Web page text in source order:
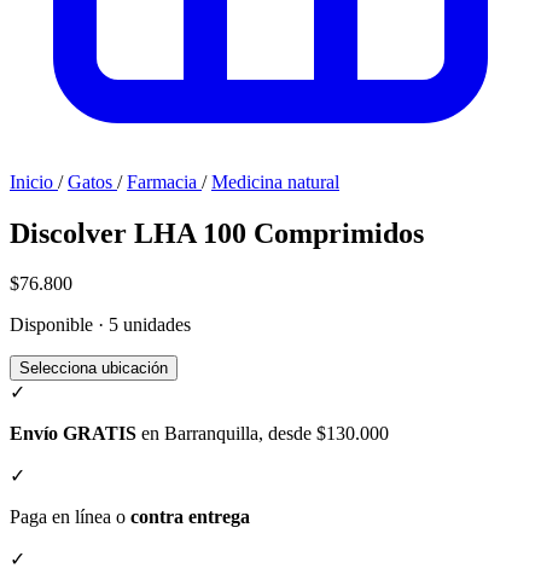
Inicio / Gatos / Farmacia / Medicina natural
Discolver LHA 100 Comprimidos
$76.800
Disponible · 5 unidades
Selecciona ubicación
✓
Envío GRATIS en Barranquilla, desde $130.000
✓
Paga en línea o contra entrega
✓